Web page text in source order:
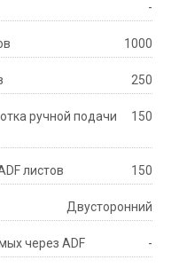
-
1000
250
ручной подачи
150
листов 150
Двусторонний
через ADF -